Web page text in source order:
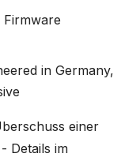
in Germany,
einer
Details im